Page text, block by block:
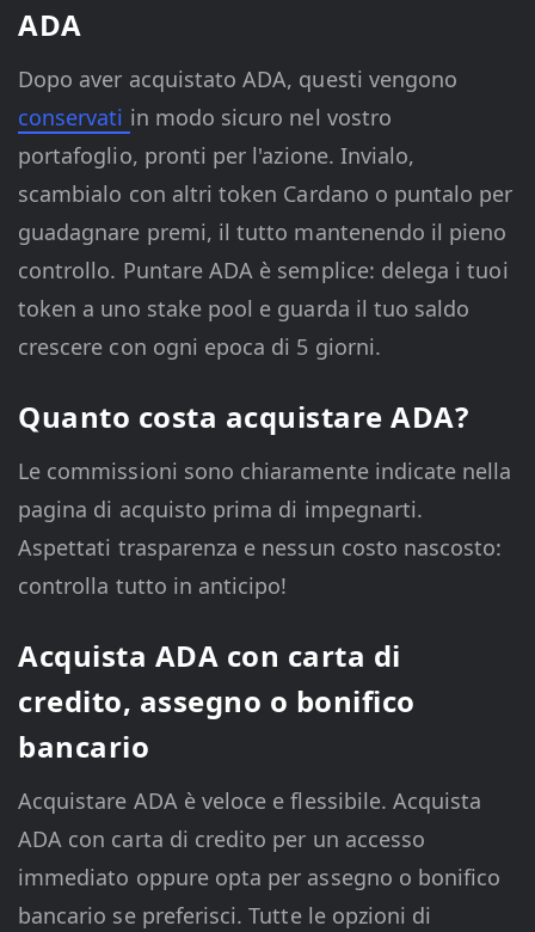
ADA
Dopo aver acquistato ADA, questi vengono
conservati in modo sicuro nel vostro
portafoglio, pronti per l'azione. Invialo,
scambialo con altri token Cardano o puntalo per
guadagnare premi, il tutto mantenendo il pieno
controllo. Puntare ADA è semplice: delega i tuoi
token a uno stake pool e guarda il tuo saldo
crescere con ogni epoca di 5 giorni.
Quanto costa acquistare ADA?
Le commissioni sono chiaramente indicate nella
pagina di acquisto prima di impegnarti.
Aspettati trasparenza e nessun costo nascosto:
controlla tutto in anticipo!
Acquista ADA con carta di
credito, assegno o bonifico
bancario
Acquistare ADA è veloce e flessibile. Acquista
ADA con carta di credito per un accesso
immediato oppure opta per assegno o bonifico
bancario se preferisci. Tutte le opzioni di